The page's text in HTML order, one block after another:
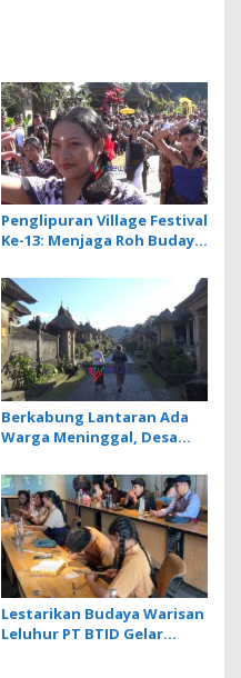
Penglipuran Village Festival
Ke-13: Menjaga Roh Budaya
Berkelanjutan
Berkabung Lantaran Ada
Warga Meninggal, Desa
Penjor dan Prosesi Sakral
saat Galungan
Lestarikan Budaya Warisan
Leluhur PT BTID Gelar